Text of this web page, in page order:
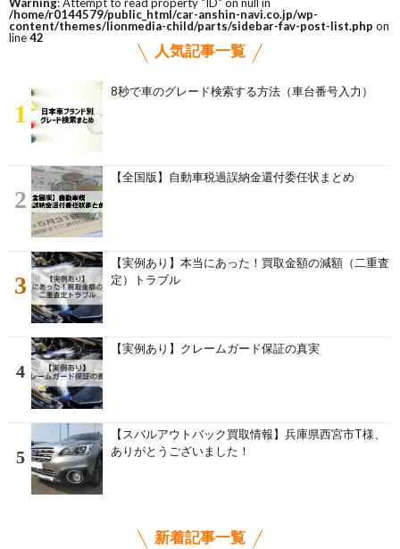
Warning: Attempt to read property "ID" on null in
/home/r0144579/public_html/car-anshin-navi.co.jp/wp-
content/themes/lionmedia-child/parts/sidebar-fav-post-list.php on
line42
人気記事一覧
1
8秒で車のグレード検索する方法（車台番号入力）
2
【全国版】自動車税過誤納金還付委任状まとめ
3
【実例あり】本当にあった！買取金額の減額（二重査
定）トラブル
4
【実例あり】クレームガード保証の真実
5
【スバルアウトバック買取情報】兵庫県西宮市T様、
ありがとうございました！
新着記事一覧